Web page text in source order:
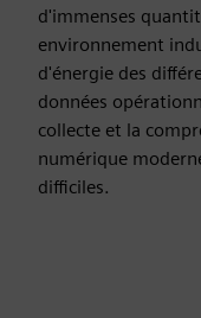
d'immenses
environnement
d'énergie des
données
collecte et la
numérique
difficiles.